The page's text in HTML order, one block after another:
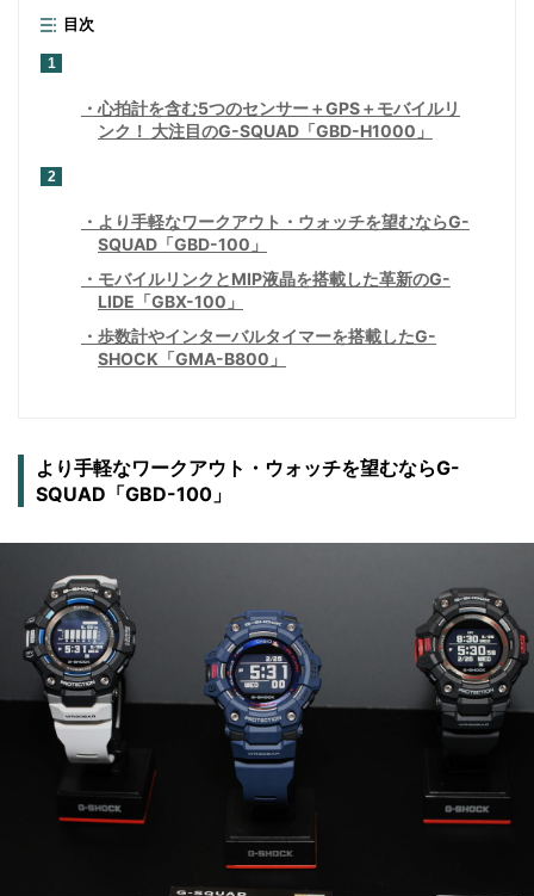
目次
1
心拍計を含む5つのセンサー＋GPS＋モバイルリ
ンク！ 大注目のG-SQUAD「GBD-H1000」
2
より手軽なワークアウト・ウォッチを望むならG-
SQUAD「GBD-100」
モバイルリンクとMIP液晶を搭載した革新のG-
LIDE「GBX-100」
歩数計やインターバルタイマーを搭載したG-
SHOCK「GMA-B800」
より手軽なワークアウト・ウォッチを望むならG-
SQUAD「GBD-100」